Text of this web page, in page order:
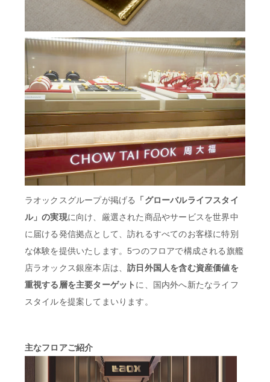
ラオックスグループが掲げる
「グローバルライフスタイ
ル」の実現に向け、厳選された商品やサービスを世界中
に届ける発信拠点として、訪れるすべてのお客様に特別
な体験を提供いたします。5つのフロアで構成される旗艦
店ラオックス銀座本店は、訪日外国人を含む資産価値を
重視する層を主要ターゲット に、国内外へ新たなライフ
スタイルを提案してまいります。
主なフロアご紹介